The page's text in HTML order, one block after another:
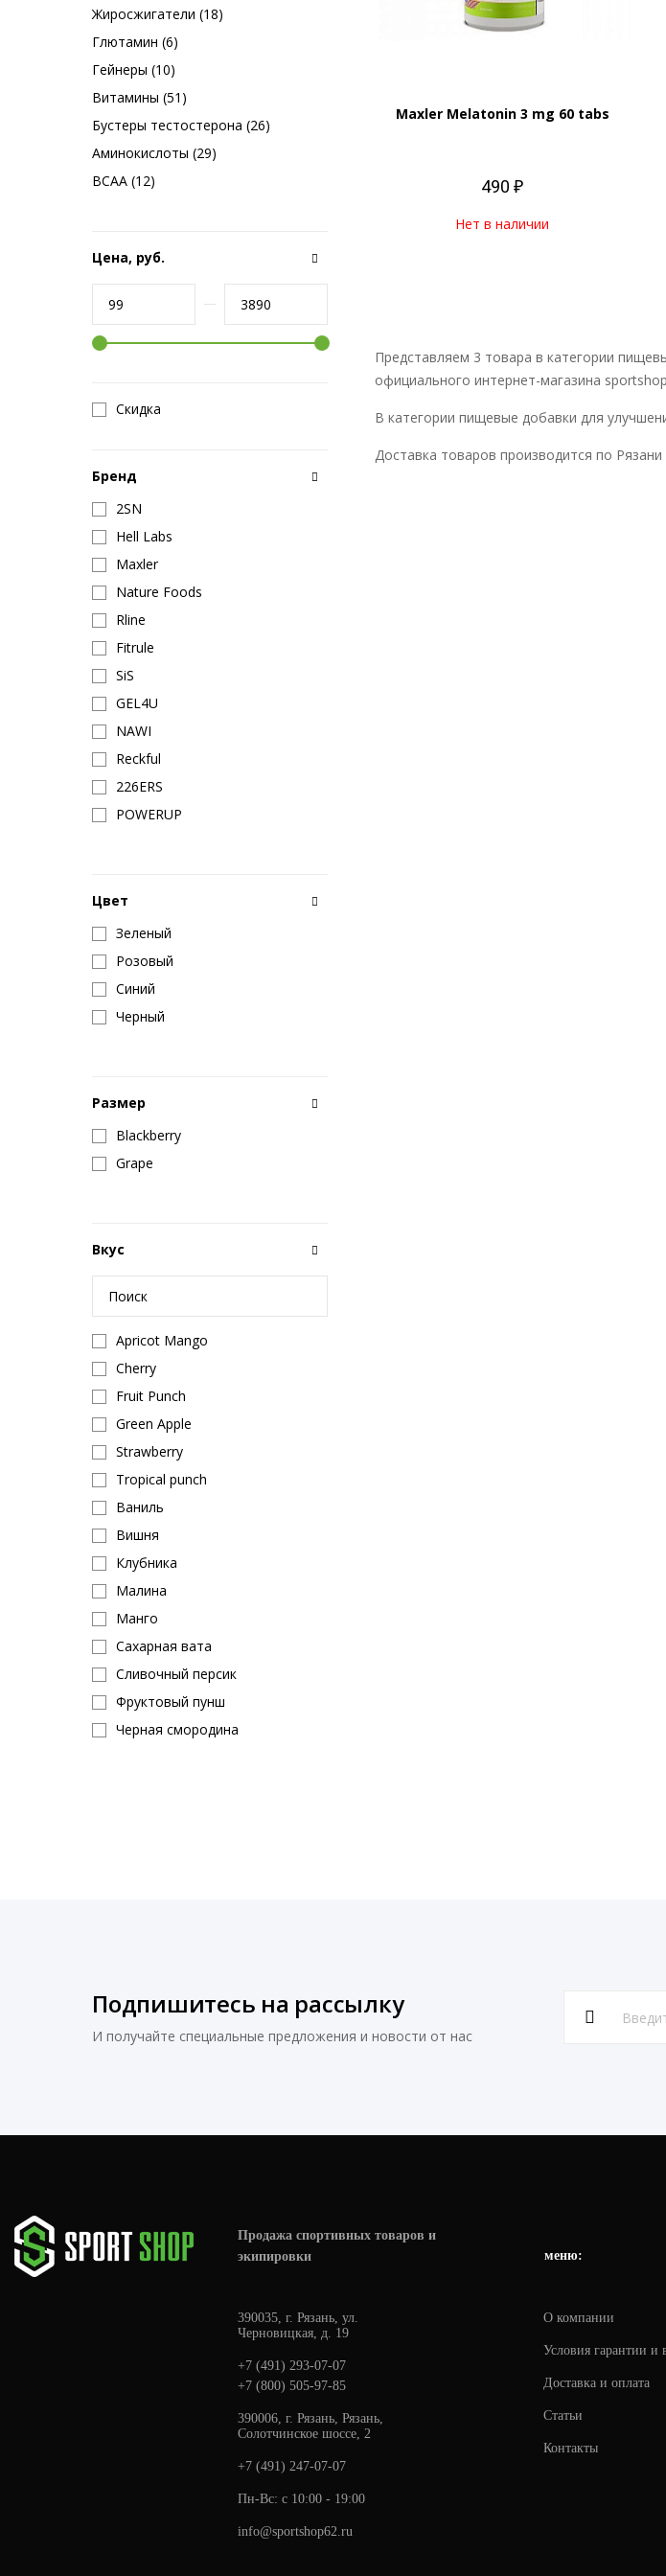
Жиросжигатели (18)
Глютамин (6)
Гейнеры (10)
Витамины (51)
Бустеры тестостерона (26)
Аминокислоты (29)
BCAA (12)
Цена, руб.
Скидка
Бренд
2SN
Hell Labs
Maxler
Nature Foods
Rline
Fitrule
SiS
GEL4U
NAWI
Reckful
226ERS
POWERUP
Цвет
Зеленый
Розовый
Синий
Черный
Размер
Blackberry
Grape
Вкус
Apricot Mango
Cherry
Fruit Punch
Green Apple
Strawberry
Tropical punch
Ваниль
Вишня
Клубника
Малина
Манго
Сахарная вата
Сливочный персик
Фруктовый пунш
Черная смородина
Апельсин
Печенье
Watermelon
Blackberry
Maxler Melatonin 3 mg 60 tabs
490 ₽
Нет в наличии
Представляем 3 товара в категории
официального интернет-магазина
В категории пищевые добавки для
Доставка товаров производится по
Подпишитесь на рассылку
И получайте специальные предложения и новости от нас
Продажа спортивных товаров и
экипировки
меню:
390035, г. Рязань, ул.
Черновицкая, д. 19
+7 (491) 293-07-07
+7 (800) 505-97-85
390006, г. Рязань, Рязань,
Солотчинское шоссе, 2
+7 (491) 247-07-07
Пн-Вс: с 10:00 - 19:00
info@sportshop62.ru
О компании
Условия гарантии и
Доставка и оплата
Статьи
Контакты